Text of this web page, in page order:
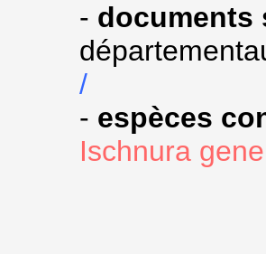
- documents
/
- espèces
Ischnura